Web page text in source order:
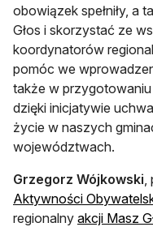
obowiązek spełniły, a
Głos i skorzystać ze
koordynatorów
pomóc we
także w przygotowaniu
dzięki inicjatywie
życie w naszych
województwach.
Grzegorz Wójkowski
Aktywności
regionalny akcji Masz